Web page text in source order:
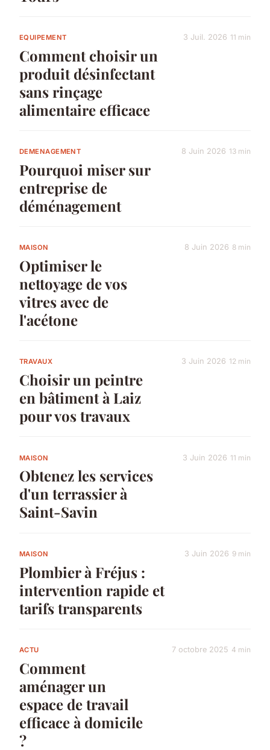
EQUIPEMENT
Comment choisir un
produit désinfectant
sans rinçage
alimentaire efficace
3 Juil. 2026 11 min
DEMENAGEMENT
Pourquoi miser sur
entreprise de
déménagement
8 Juin 2026 13 min
MAISON
Optimiser le
nettoyage de vos
vitres avec de
l'acétone
8 Juin 2026 8 min
TRAVAUX
Choisir un peintre
en bâtiment à Laiz
pour vos travaux
3 Juin 2026 12 min
MAISON
Obtenez les services
d'un terrassier à
Saint-Savin
3 Juin 2026 11 min
MAISON
Plombier à Fréjus :
intervention rapide et
tarifs transparents
3 Juin 2026 9 min
ACTU
Comment
aménager un
espace de travail
efficace à domicile
?
7 octobre 2025 4 min